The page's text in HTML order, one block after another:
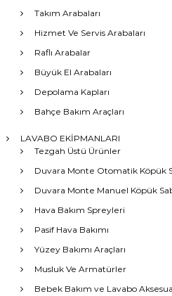
Takım Arabaları
Hizmet Ve Servis Arabaları
Raflı Arabalar
Büyük El Arabaları
Depolama Kapları
Bahçe Bakım Araçları
LAVABO EKİPMANLARI
Tezgah Üstü Ürünler
Duvara Monte Otomatik Köpük
Duvara Monte Manuel Köpük
Hava Bakım Spreyleri
Pasif Hava Bakımı
Yüzey Bakımı Araçları
Musluk Ve Armatürler
Bebek Bakım ve Lavabo